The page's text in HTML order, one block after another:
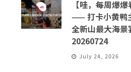
【哇，每周爆爆
—— 打卡小黄鸭
全新山最大海景
20260724
July 24, 2026